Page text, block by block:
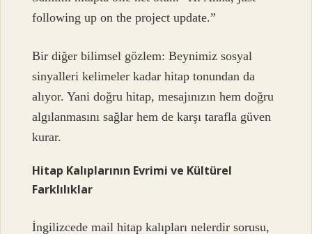
following up on the project update.”
Bir diğer bilimsel gözlem: Beynimiz sosyal
sinyalleri kelimeler kadar hitap tonundan da
alıyor. Yani doğru hitap, mesajınızın hem doğru
algılanmasını sağlar hem de karşı tarafla güven
kurar.
Hitap Kalıplarının Evrimi ve Kültürel
Farklılıklar
İngilizcede mail hitap kalıpları nelerdir sorusu,